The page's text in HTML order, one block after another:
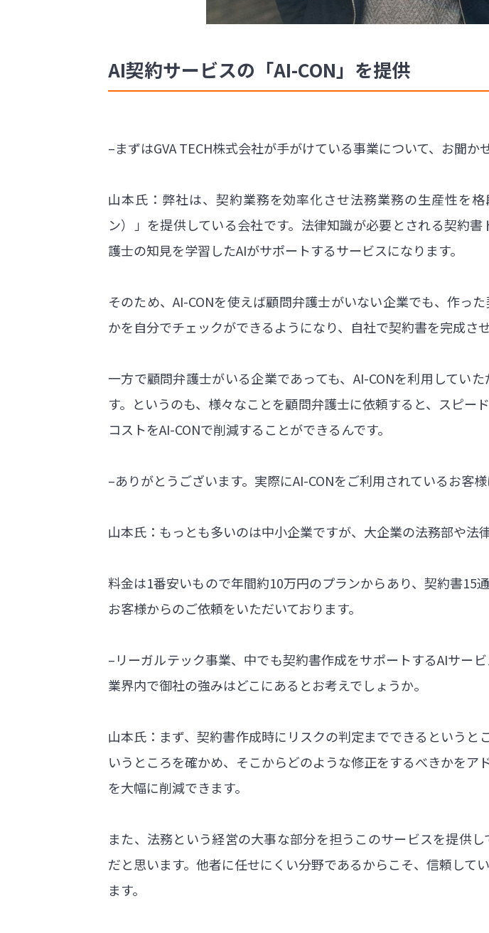
AI契約サービスの「AI-CON」を提供
–まずはGVA TECH株式会社が手がけている事業について、お聞か
山本氏：弊社は、契約業務を効率化させ法務業務の生産性を
ン）」を提供している会社です。法律知識が必要とされる契約
護士の知見を学習したAIがサポートするサービスになります。
そのため、AI-CONを使えば顧問弁護士がいない企業でも、作っ
かを自分でチェックができるようになり、自社で契約書を完成さ
一方で顧問弁護士がいる企業であっても、AI-CONを利用してい
す。というのも、様々なことを顧問弁護士に依頼すると、スピ
コストをAI-CONで削減することができるんです。
–ありがとうございます。実際にAI-CONをご利用されているお客
山本氏：もっとも多いのは中小企業ですが、大企業の法務部や法
料金は1番安いもので年間約10万円のプランからあり、契約書15
お客様からのご依頼をいただいております。
–リーガルテック事業、中でも契約書作成をサポートするAIサー
業界内で御社の強みはどこにあるとお考えでしょうか。
山本氏：まず、契約書作成時にリスクの判定までできるという
いうところを確かめ、そこからどのような修正をするべきかを
を大幅に削減できます。
また、法務という経営の大事な部分を担うこのサービスを提供
だと思います。他者に任せにくい分野であるからこそ、信頼し
ます。